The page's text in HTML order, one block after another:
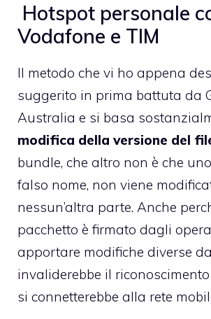
Hotspot personale
Vodafone e TIM
Il metodo che vi ho appena
suggerito in prima battuta da
Australia e si basa
modifica della versione del
bundle, che altro non è che
falso nome, non viene
nessun’altra parte. Anche
pacchetto è firmato dagli
apportare modifiche diverse
invaliderebbe il riconoscimento
si connetterebbe alla rete